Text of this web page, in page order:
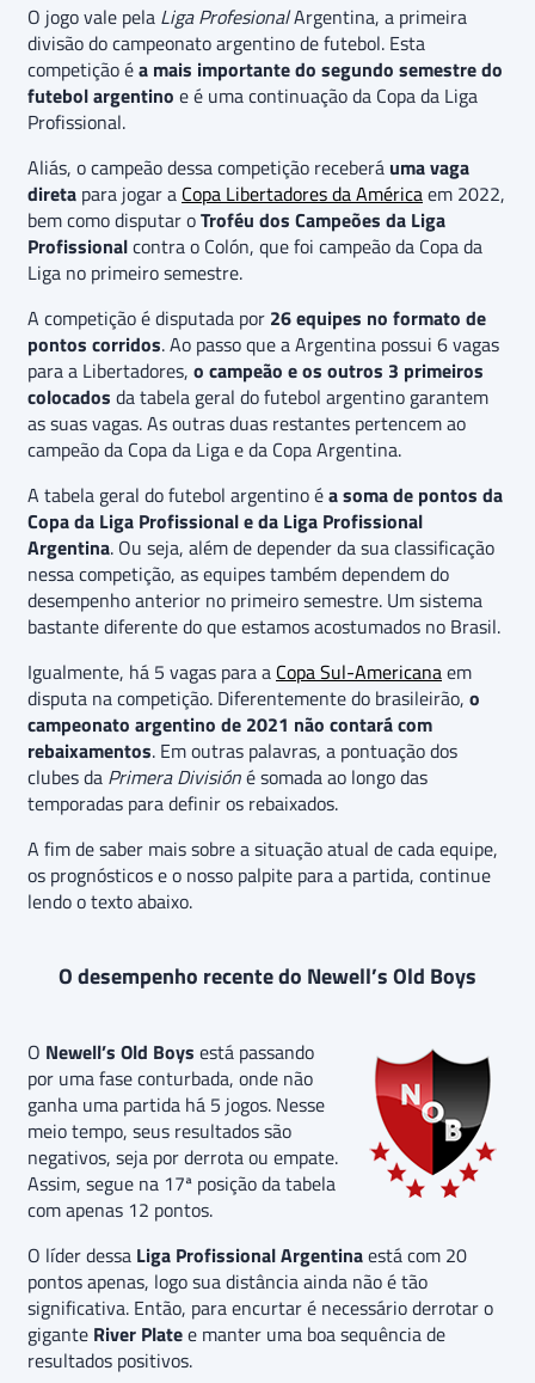
O jogo vale pela Liga ProfesionalArgentina, a primeira
divisão do campeonato argentino de futebol. Esta
competição éa mais importante do segundo semestre do
futebol argentino e é uma continuação da Copa da Liga
Profissional.
Aliás, o campeão dessa competição receberá uma vaga
direta para jogar a Copa Libertadores da Américaem 2022,
bem como disputar oTroféu dos Campeões da Liga
Profissionalcontra o Colón, que foi campeão da Copa da
Liga no primeiro semestre.
A competição édisputada por 26 equipes no formato de
pontos corridos. Ao passo que a Argentina possui 6 vagas
para a Libertadores, o campeão e os outros 3 primeiros
colocados da tabela geral do futebol argentino garantem
as suas vagas. As outras duas restantes pertencem ao
campeão da Copa da Liga e da Copa Argentina.
A tabela geral do futebol argentino éa soma de pontos da
Copa da Liga Profissional e da Liga Profissional
Argentina. Ou seja, além de depender da sua classificação
nessa competição, as equipes também dependem do
desempenho anterior no primeiro semestre. Um sistema
bastante diferente do que estamos acostumados no Brasil.
Igualmente, há 5 vagas para a Copa Sul-Americanaem
disputa na competição. Diferentemente do brasileirão, o
campeonato argentino de 2021 não contará com
rebaixamentos. Em outras palavras, a pontuação dos
clubes da Primera Divisióné somada ao longo das
temporadas para definir os rebaixados.
A fim de saber mais sobre a situação atual de cada equipe,
os prognósticos e o nosso palpite para a partida, continue
lendo o texto abaixo.
O desempenho recente do Newell’s Old Boys
O Newell’s Old Boys está passando
por uma fase conturbada, onde não
ganha uma partida há 5 jogos. Nesse
meio tempo, seus resultados são
negativos, seja por derrota ou empate.
Assim, segue na 17ª posição da tabela
com apenas 12 pontos.
O líder dessa Liga Profissional Argentinaestá com 20
pontos apenas, logo sua distância ainda não é tão
significativa. Então, para encurtar é necessário derrotar o
gigante River Platee manter uma boa sequência de
resultados positivos.